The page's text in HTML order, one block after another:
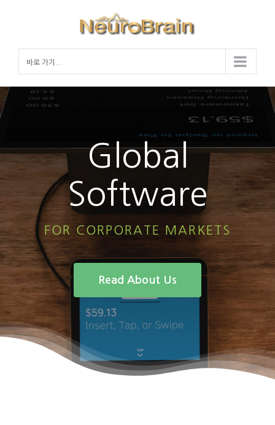
바로 가기...
Global
Software
FOR CORPORATE MARKETS
Read About Us